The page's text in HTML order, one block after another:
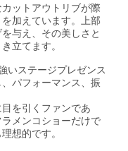
ットアウトリブが際
加えています。上部
与え、その美しさと
立てます。
いステージプレゼンス
パフォーマンス、振
を引くファンであ
メンコショーだけで
想的です。